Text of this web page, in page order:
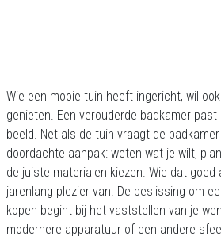
Wie een mooie tuin heeft ingericht, wil
genieten. Een verouderde badkamer
beeld. Net als de tuin vraagt de
doordachte aanpak: weten wat je wilt,
de juiste materialen kiezen. Wie dat
jarenlang plezier van. De beslissing om
kopen begint bij het vaststellen van je
modernere apparatuur of een andere